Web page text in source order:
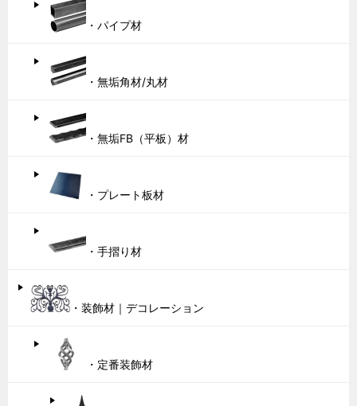
・パイプ材
・無垢角材/丸材
・無垢FB（平板）材
・プレート板材
・手摺り材
・装飾材｜デコレーション
・定番装飾材